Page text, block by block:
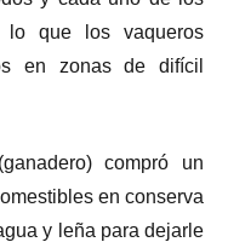
lo que los vaqueros
en zonas de difícil
compró un
en conserva
y leña para dejarle